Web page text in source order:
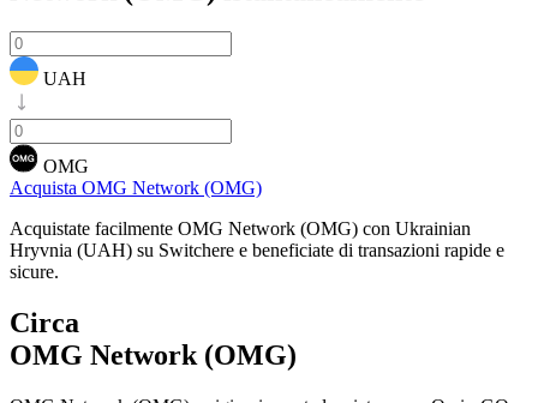
UAH
OMG
Acquista OMG Network (OMG)
Acquistate facilmente OMG Network (OMG) con Ukrainian
Hryvnia (UAH) su Switchere e beneficiate di transazioni rapide e
sicure.
Circa
OMG Network (OMG)